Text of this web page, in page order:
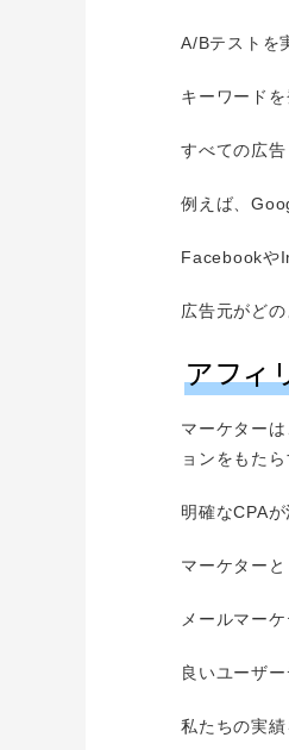
A/Bテストを
キーワード
すべての広
例えば、
Facebookや
広告元がど
アフィ
マーケター
ョンをもた
明確なCPA
マーケター
メールマー
良いユーザ
私たちの実